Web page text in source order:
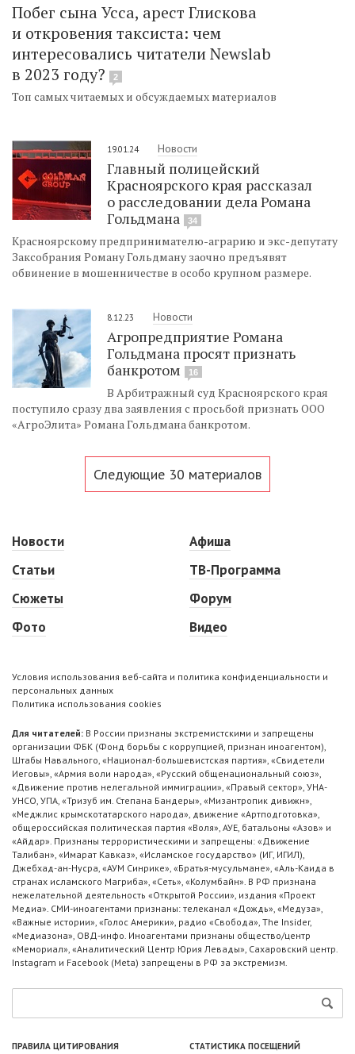
Побег сына Усса, арест Глискова
и откровения таксиста: чем
интересовались читатели Newslab
в 2023 году?
2
Топ самых читаемых и обсуждаемых материалов
19.01.24 Новости
Главный полицейский
Красноярского края рассказал
о расследовании дела Романа
Гольдмана
34
Красноярскому предпринимателю-аграрию и экс-депутату
Заксобрания Роману Гольдману заочно предъявят
обвинение в мошенничестве в особо крупном размере.
8.12.23 Новости
Агропредприятие Романа
Гольдмана просят признать
банкротом
16
В Арбитражный суд Красноярского края
поступило сразу два заявления с просьбой признать ООО
«АгроЭлита» Романа Гольдмана банкротом.
Следующие 30 материалов
Новости
Статьи
Сюжеты
Фото
Афиша
ТВ-Программа
Форум
Видео
Условия использования веб-сайта и политика конфиденциальности и
персональных данных
Политика использования cookies
Для читателей: В России признаны экстремистскими и запрещены
организации ФБК (Фонд борьбы с коррупцией, признан иноагентом),
Штабы Навального, «Национал-большевистская партия», «Свидетели
Иеговы», «Армия воли народа», «Русский общенациональный союз»,
«Движение против нелегальной иммиграции», «Правый сектор», УНА-
УНСО, УПА, «Тризуб им. Степана Бандеры», «Мизантропик дивижн»,
«Меджлис крымскотатарского народа», движение «Артподготовка»,
общероссийская политическая партия «Воля», АУЕ, батальоны «Азов» и
«Айдар». Признаны террористическими и запрещены: «Движение
Талибан», «Имарат Кавказ», «Исламское государство» (ИГ, ИГИЛ),
Джебхад-ан-Нусра, «АУМ Синрике», «Братья-мусульмане», «Аль-Каида в
странах исламского Магриба», «Сеть», «Колумбайн». В РФ признана
нежелательной деятельность «Открытой России», издания «Проект
Медиа». СМИ-иноагентами признаны: телеканал «Дождь», «Медуза»,
«Важные истории», «Голос Америки», радио «Свобода», The Insider,
«Медиазона», ОВД-инфо. Иноагентами признаны общество/центр
«Мемориал», «Аналитический Центр Юрия Левады», Сахаровский центр.
Instagram и Facebook (Metа) запрещены в РФ за экстремизм.
ПРАВИЛА ЦИТИРОВАНИЯ СТАТИСТИКА ПОСЕЩЕНИЙ